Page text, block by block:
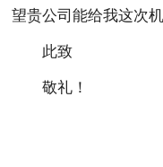
望贵公司能给我这次
此致
敬礼！